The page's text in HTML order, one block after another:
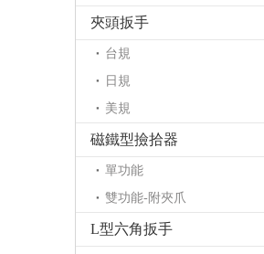
夾頭扳手
台規
日規
美規
磁鐵型撿拾器
單功能
雙功能-附夾爪
L型六角扳手